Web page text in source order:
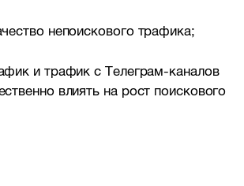
непоискового трафика;
и трафик с Телеграм-каналов
влиять на рост поискового